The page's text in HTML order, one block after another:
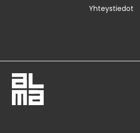
Yhteystiedot